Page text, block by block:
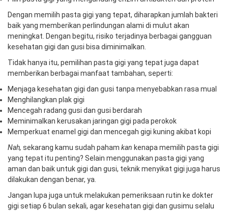
Dengan memilih pasta gigi yang tepat, diharapkan jumlah bakteri
baik yang memberikan perlindungan alami di mulut akan
meningkat. Dengan begitu, risiko terjadinya berbagai gangguan
kesehatan gigi dan gusi bisa diminimalkan.
Tidak hanya itu, pemilihan pasta gigi yang tepat juga dapat
memberikan berbagai manfaat tambahan, seperti:
Menjaga kesehatan gigi dan gusi tanpa menyebabkan rasa mual
Menghilangkan plak gigi
Mencegah radang gusi dan gusi berdarah
Meminimalkan kerusakan jaringan gigi pada perokok
Memperkuat enamel gigi dan mencegah gigi kuning akibat kopi
Nah, sekarang kamu sudah paham kan kenapa memilih pasta gigi
yang tepat itu penting? Selain menggunakan pasta gigi yang
aman dan baik untuk gigi dan gusi, teknik menyikat gigi juga harus
dilakukan dengan benar, ya.
Jangan lupa juga untuk melakukan pemeriksaan rutin ke dokter
gigi setiap 6 bulan sekali, agar kesehatan gigi dan gusimu selalu